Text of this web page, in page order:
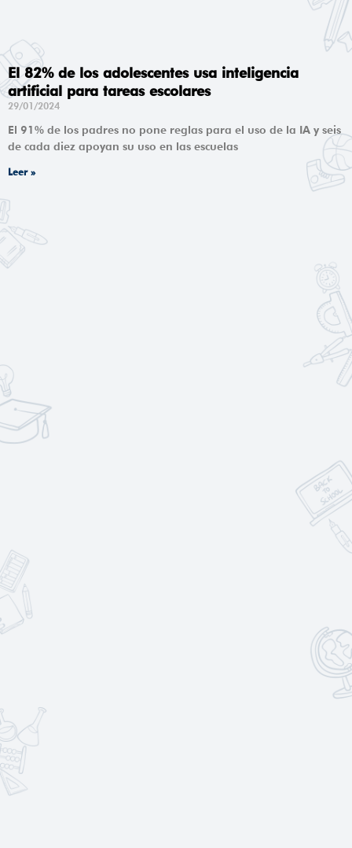
El 82% de los adolescentes usa inteligencia
artificial para tareas escolares
29/01/2024
El 91% de los padres no pone reglas para el uso de la IA y seis
de cada diez apoyan su uso en las escuelas
Leer »